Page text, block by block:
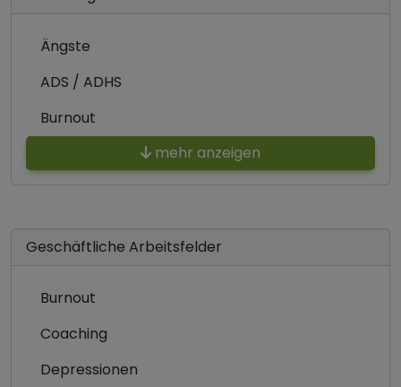
Ängste
ADS / ADHS
Burnout
mehr anzeigen
Geschäftliche Arbeitsfelder
Burnout
Coaching
Depressionen